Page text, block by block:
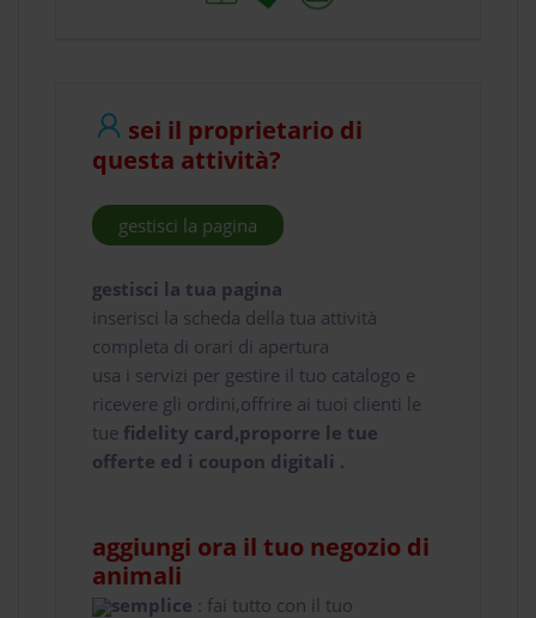
sei il proprietario di
questa attività?
gestisci la pagina
gestisci la tua pagina
inserisci la scheda della tua attività
completa di orari di apertura
usa i servizi per gestire il tuo catalogo e
ricevere gli ordini,offrire ai tuoi clienti le
tue fidelity card,proporre le tue
offerte ed i coupon digitali .
aggiungi ora il tuo negozio di
animali
semplice : fai tutto con il tuo